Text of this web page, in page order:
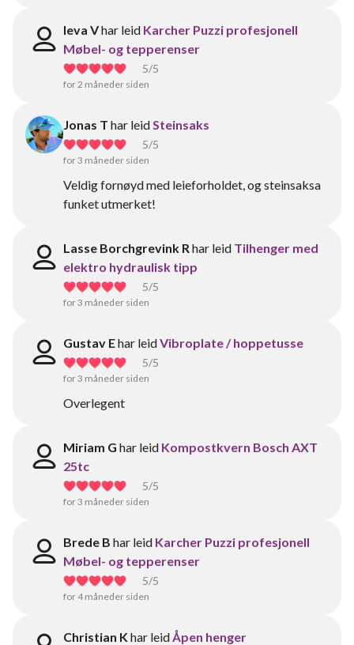
Ieva Vhar leid Karcher Puzzi profesjonell
Møbel- og tepperenser
5/5
for 2 måneder siden
Jonas T har leidSteinsaks
5/5
for 3 måneder siden
Veldig fornøyd med leieforholdet, og steinsaksa
funket utmerket!
Lasse Borchgrevink Rhar leid Tilhenger med
elektro hydraulisk tipp
5/5
for 3 måneder siden
Gustav Ehar leidVibroplate / hoppetusse
5/5
for 3 måneder siden
Overlegent
Miriam G har leid Kompostkvern Bosch AXT
25tc
5/5
for 3 måneder siden
Brede B har leid Karcher Puzzi profesjonell
Møbel- og tepperenser
5/5
for 4 måneder siden
Christian K har leidÅpen henger